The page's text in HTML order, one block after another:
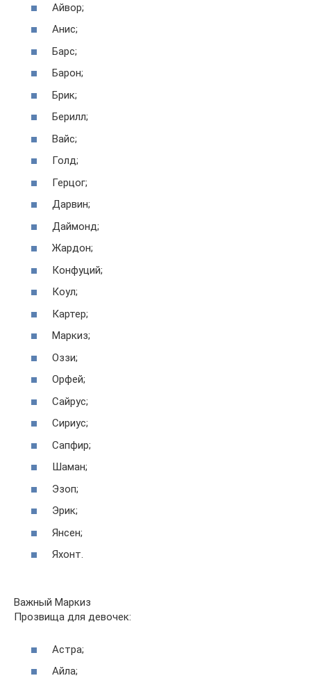
Айвор;
Анис;
Барс;
Барон;
Брик;
Берилл;
Вайс;
Голд;
Герцог;
Дарвин;
Даймонд;
Жардон;
Конфуций;
Коул;
Картер;
Маркиз;
Оззи;
Орфей;
Сайрус;
Сириус;
Сапфир;
Шаман;
Эзоп;
Эрик;
Янсен;
Яхонт.
Важный Маркиз
Прозвища для девочек:
Астра;
Айла;